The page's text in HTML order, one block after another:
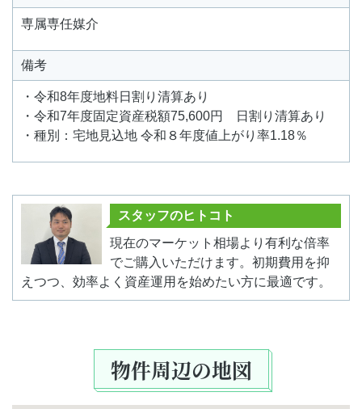
専属専任媒介
備考
・令和8年度地料日割り清算あり
・令和7年度固定資産税額75,600円 日割り清算あり
・種別：宅地見込地 令和８年度値上がり率1.18％
スタッフのヒトコト
現在のマーケット相場より有利な倍率
でご購入いただけます。初期費用を抑
えつつ、効率よく資産運用を始めたい方に最適です。
物件周辺の地図